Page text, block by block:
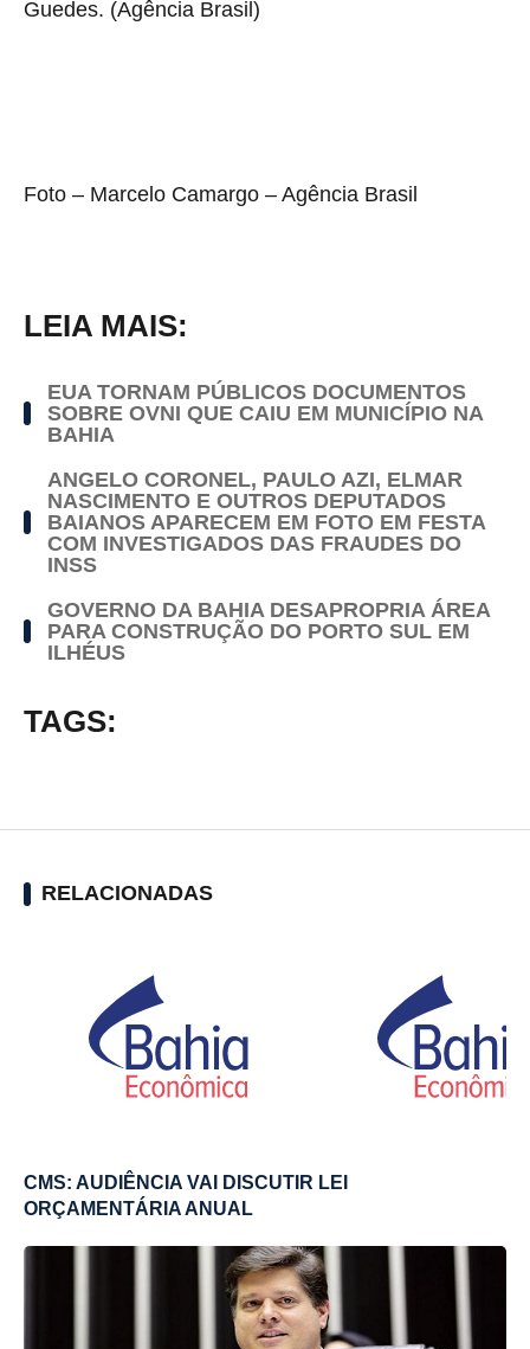
Guedes. (Agência Brasil)
Foto – Marcelo Camargo – Agência Brasil
LEIA MAIS:
EUA TORNAM PÚBLICOS DOCUMENTOS
SOBRE OVNI QUE CAIU EM MUNICÍPIO NA
BAHIA
ANGELO CORONEL, PAULO AZI, ELMAR
NASCIMENTO E OUTROS DEPUTADOS
BAIANOS APARECEM EM FOTO EM FESTA
COM INVESTIGADOS DAS FRAUDES DO
INSS
GOVERNO DA BAHIA DESAPROPRIA ÁREA
PARA CONSTRUÇÃO DO PORTO SUL EM
ILHÉUS
TAGS:
RELACIONADAS
CMS: AUDIÊNCIA VAI DISCUTIR LEI
ORÇAMENTÁRIA ANUAL